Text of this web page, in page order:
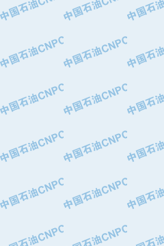
·乳山市力久特种电机有限公司
·沈阳全密封变压器股份有限公司
·河北华北石油天成实业集团有限公司
·中国石化镇海炼油化工股份有限公司
·重庆川东阀门制造有限公司
·宁波永泰塑料机械有限公司宁波高压
·美国钻采系统（上海）有限公司
·西安巨力石油技术有限责任公司
·苏州兰炼富士仪表有限公司
·青岛汉缆股份有限公司
·厦门市榕兴新世纪石油设备制造有限